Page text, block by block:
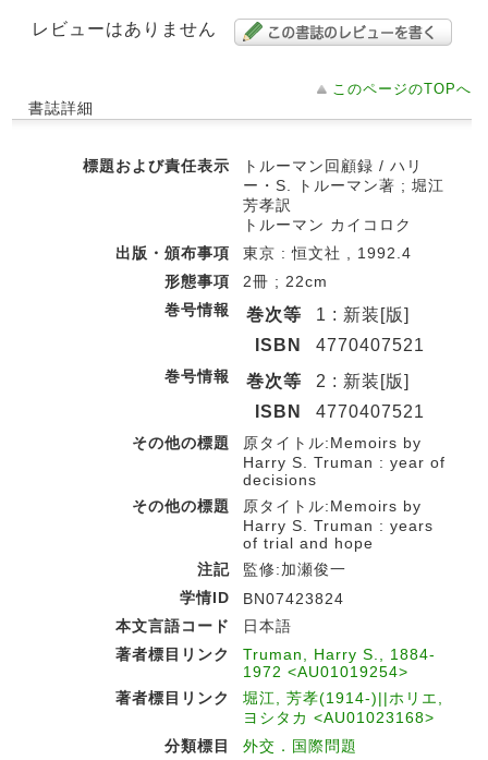
レビューはありません
このページのTOPへ
書誌詳細
標題および責任表示
トルーマン回顧録 / ハリ
ー・S. トルーマン著 ; 堀江
芳孝訳
トルーマン カイコロク
出版・頒布事項
東京 : 恒文社 , 1992.4
形態事項
2冊 ; 22cm
巻号情報
巻次等
1 : 新装[版]
ISBN
4770407521
巻号情報 巻次等
2 : 新装[版]
ISBN
4770407521
その他の標題
原タイトル:Memoirs by
Harry S. Truman : year of
decisions
その他の標題
原タイトル:Memoirs by
Harry S. Truman : years
of trial and hope
注記
監修:加瀬俊一
学情ID
BN07423824
本文言語コード
日本語
著者標目リンク
Truman, Harry S., 1884-
1972 <AU01019254>
著者標目リンク
堀江, 芳孝(1914-)||ホリエ,
ヨシタカ <AU01023168>
分類標目
外交．国際問題